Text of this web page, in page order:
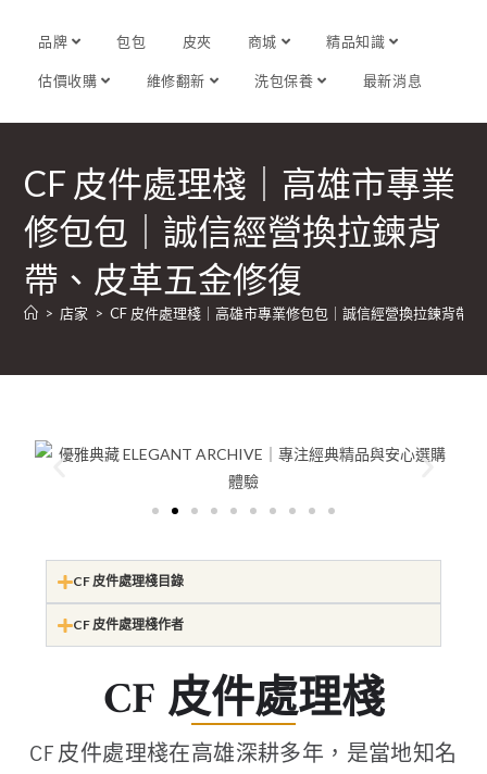
品牌 包包 皮夾 商城 精品知識
估價收購 維修翻新 洗包保養 最新消息
CF 皮件處理棧｜高雄市專業
修包包｜誠信經營換拉鍊背
帶、皮革五金修復
> 店家 > CF 皮件處理棧｜高雄市專業修包包｜誠信經營換拉鍊背帶
CF 皮件處理棧目錄
CF 皮件處理棧作者
CF 皮件處理棧
CF 皮件處理棧在高雄深耕多年，是當地知名